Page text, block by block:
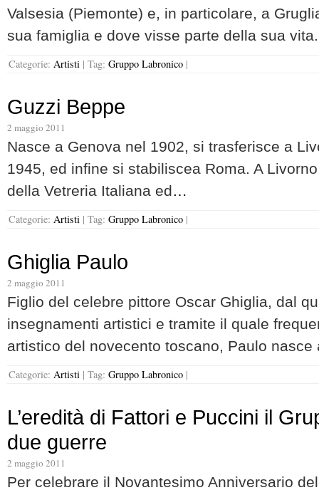
Valsesia (Piemonte) e, in particolare, a
sua famiglia e dove visse parte della sua
Categorie: Artisti | Tag: Gruppo Labronico |
Guzzi Beppe
2 maggio 2011
Nasce a Genova nel 1902, si trasferisce a
1945, ed infine si stabiliscea Roma. A
della Vetreria Italiana ed…
Categorie: Artisti | Tag: Gruppo Labronico |
Ghiglia Paulo
2 maggio 2011
Figlio del celebre pittore Oscar Ghiglia, dal
insegnamenti artistici e tramite il quale
artistico del novecento toscano, Paulo nasce
Categorie: Artisti | Tag: Gruppo Labronico |
L’eredità di Fattori e Puccini il
due guerre
2 maggio 2011
Per celebrare il Novantesimo Anniversario